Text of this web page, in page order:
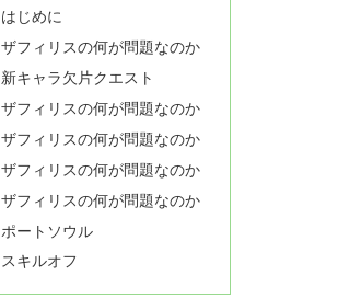
はじめに
ザフィリスの何が問題なのか
新キャラ欠片クエスト
ザフィリスの何が問題なのか
ザフィリスの何が問題なのか
ザフィリスの何が問題なのか
ザフィリスの何が問題なのか
ポートソウル
スキルオフ